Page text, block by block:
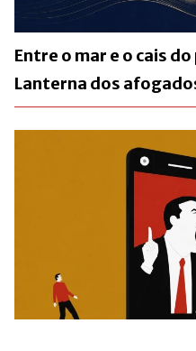
Entre o mar e o cais
Lanterna dos